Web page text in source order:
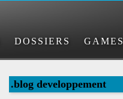
DOSSIERS GAMES
.blog developpement